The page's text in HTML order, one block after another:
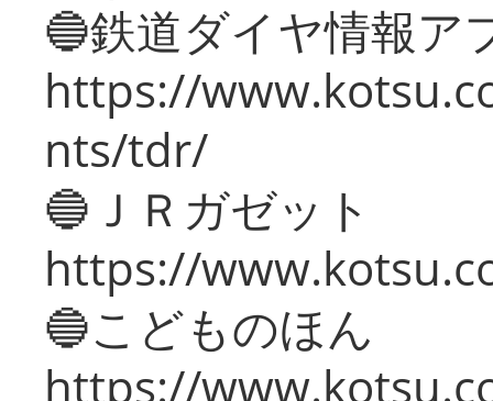
🔵鉄道ダイヤ情報ア
https://
nts/tdr/
🔵ＪＲガゼット
https://
🔵こどものほん
https://